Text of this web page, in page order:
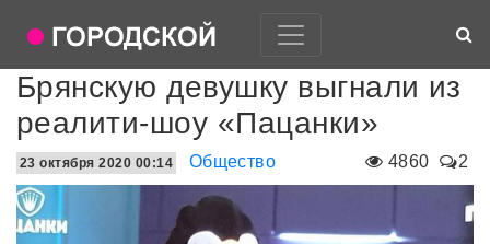
Брянскую девушку выгнали из
реалити-шоу «Пацанки»
4860 2
23 октября 2020 00:14 Общество